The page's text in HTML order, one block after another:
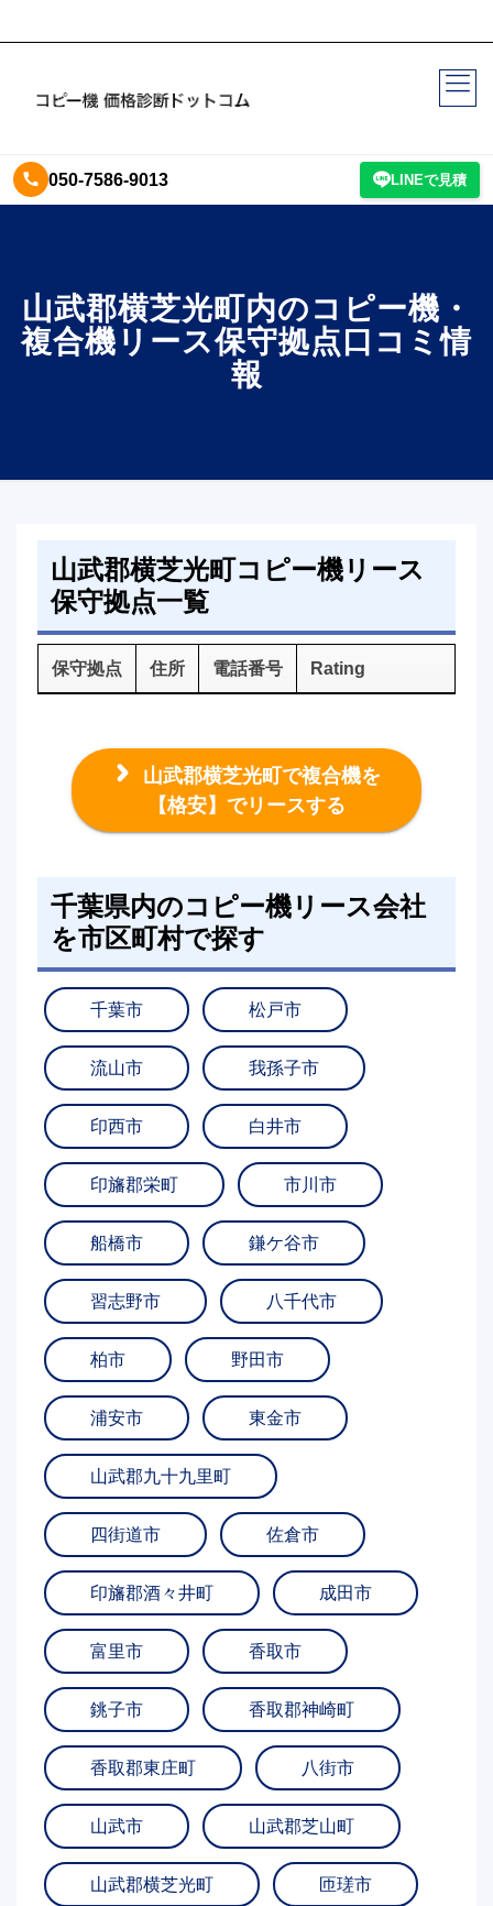
050-7586-9013 LINEで見積
山武郡横芝光町内のコピー機・
複合機リース保守拠点口コミ情
報
山武郡横芝光町コピー機リース
保守拠点一覧
保守拠点 住所 電話番号 Rating
山武郡横芝光町で複合機を
【格安】でリースする
千葉県内のコピー機リース会社
を市区町村で探す
千葉市 松戸市
流山市 我孫子市
印西市 白井市
印旛郡栄町 市川市
船橋市 鎌ケ谷市
習志野市 八千代市
柏市 野田市
浦安市 東金市
山武郡九十九里町
四街道市 佐倉市
印旛郡酒々井町 成田市
富里市 香取市
銚子市 香取郡神崎町
香取郡東庄町 八街市
山武市 山武郡芝山町
山武郡横芝光町 匝瑳市